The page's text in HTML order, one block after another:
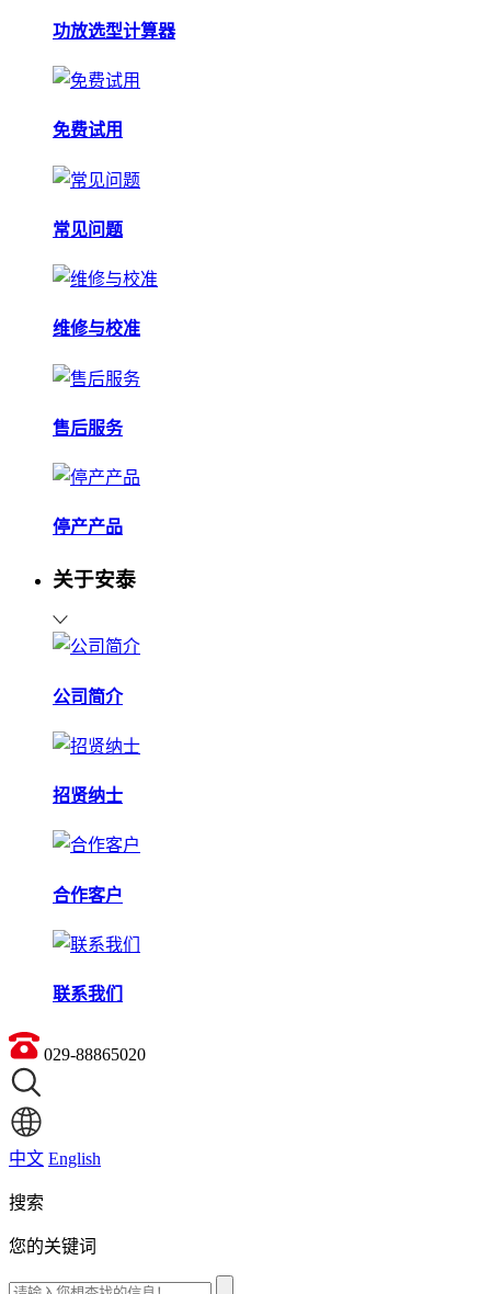
功放选型计算器
免费试用
常见问题
维修与校准
售后服务
停产产品
关于安泰
公司简介
招贤纳士
合作客户
联系我们
029-88865020
中文 English
搜索
您的关键词